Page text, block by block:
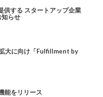
供する スタートアップ企業
らせ
大に向け「Fulfillment by
能をリリース